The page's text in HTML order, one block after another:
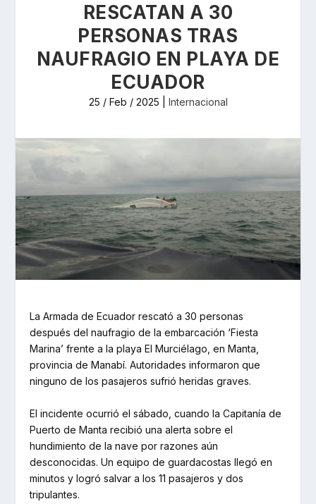
RESCATAN A 30
PERSONAS TRAS
NAUFRAGIO EN PLAYA DE
ECUADOR
25 / Feb / 2025 Internacional
La Armada de Ecuador rescató a 30 personas
después del naufragio de la embarcación ‘Fiesta
Marina’ frente a la playa El Murciélago, en Manta,
provincia de Manabí. Autoridades informaron que
ninguno de los pasajeros sufrió heridas graves.
El incidente ocurrió el sábado, cuando la Capitanía de
Puerto de Manta recibió una alerta sobre el
hundimiento de la nave por razones aún
desconocidas. Un equipo de guardacostas llegó en
minutos y logró salvar a los 11 pasajeros y dos
tripulantes.